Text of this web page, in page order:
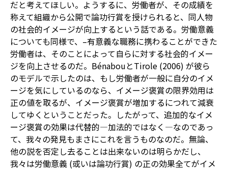
だと考えてほしい。ようするに、労働者が、その成績を
称えて組織から公開で論功行賞を授けられると、同人物
の社会的イメージが向上するという話である。労働意義
についても同様で、–有意義な職務に携わることができた
労働者は、そのことによって自らに対する社会的イメー
ジを向上させるのだ。BénabouとTirole (2006) が彼ら
のモデルで示したのは、もし労働者が一般に自分のイメ
ージを気にしているのなら、イメージ褒賞の限界効用は
正の値を取るが、イメージ褒賞が増加するにつれて減衰
してゆくということだった。したがって、追加的なイメ
ージ褒賞の効果は代替的—加法的ではなく—なのであっ
て、我々の発見もまさにこれを言うものなのだ。無論、
他の説を否定し去ることは出来ないのは明らかだし、
我々は労働意義 (或いは論功行賞) の正の効果全てがイメ